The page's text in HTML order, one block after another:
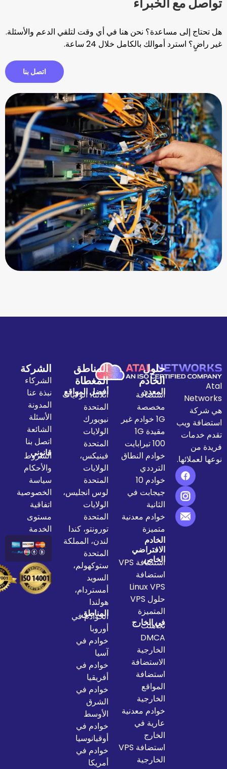
نحن هنا في أي وقت لتلقي الدعم والأسئلة.
بالكامل خلال 24 ساعة.
حلول
الخادم
المعدن
استضافة
مخصصة
1G خوادم غير
مقيدة 1G
100 تيرابايت
خوادم النطاق
الترددي
خوادم 10
جيجابت في
خوادم معدنية
المناطق
المغطاة
أفضل المواقع
اتلانتا، الولايات
المتحدة
نيويورك
الولايات
المتحدة
فينيكس،
الولايات
المتحدة
لوس انجليس،
الولايات
المتحدة
تورونتو، كندا
لندن، المملكة
المتحدة
ستوكهولم،
السويد
أمستردام،
هولندا
المناطق
الخوادم في
أوروبا
خوادم في
آسيا
خوادم في
أفريقيا
خوادم في
الشرق
الأوسط
خوادم في
أوقيانوسيا
خوادم في
أمريكا
الشركة
الشركاء
نبذة عنا
المدونة
الأسئلة
الشائعة
اتصل بنا
قانوني
الشروط
والأحكام
سياسة
الخصوصية
اتفاقية
مستوى
الخدمة